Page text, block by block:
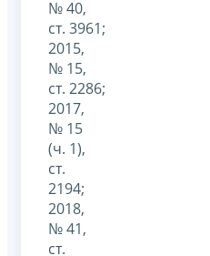
№ 40,
ст. 3961;
2015,
№ 15,
ст. 2286;
2017,
№ 15
(ч. 1),
ст.
2194;
2018,
№ 41,
ст.